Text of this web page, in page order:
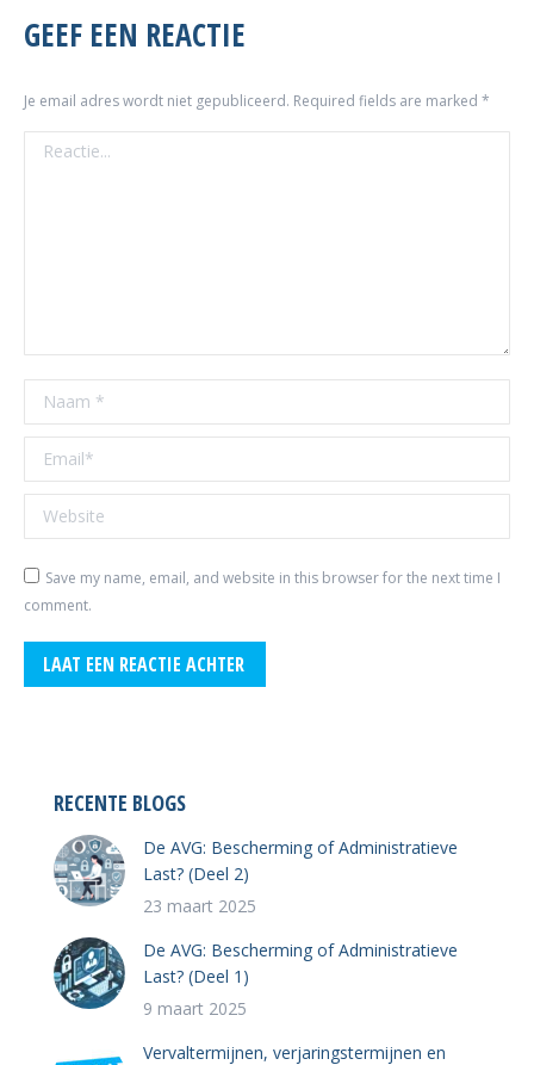
GEEF EEN REACTIE
Je email adres wordt niet gepubliceerd. Required fields are marked *
Reactie...
Naam *
Email *
Website
Save my name, email, and website in this browser for the next time I
comment.
LAAT EEN REACTIE ACHTER
RECENTE BLOGS
De AVG: Bescherming of Administratieve
Last? (Deel 2)
23 maart 2025
De AVG: Bescherming of Administratieve
Last? (Deel 1)
9 maart 2025
Vervaltermijnen, verjaringstermijnen en